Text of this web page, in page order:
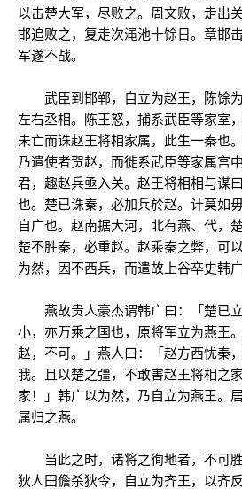
以击楚大军，尽败之。周文败，走出
邯追败之，复走次渑池十馀日。章邯
军遂不战。
武臣到邯郸，自立为赵王，陈馀为
左右丞相。陈王怒，捕系武臣等家室
未亡而诛赵王将相家属，此生一秦也
乃遣使者贺赵，而徙系武臣等家属宫
君，趣赵兵亟入关。赵王将相相与谋
也。楚已诛秦，必加兵於赵。计莫如
自广也。赵南据大河，北有燕、代，
楚不胜秦，必重赵。赵乘秦之弊，可
为然，因不西兵，而遣故上谷卒史韩
燕故贵人豪杰谓韩广曰：「楚已立
小，亦万乘之国也，原将军立为燕王
赵，不可。」燕人曰：「赵方西忧秦
我。且以楚之彊，不敢害赵王将相之
家！」韩广以为然，乃自立为燕王。
属归之燕。
当此之时，诸将之徇地者，不可胜
狄人田儋杀狄令，自立为齐王，以齐